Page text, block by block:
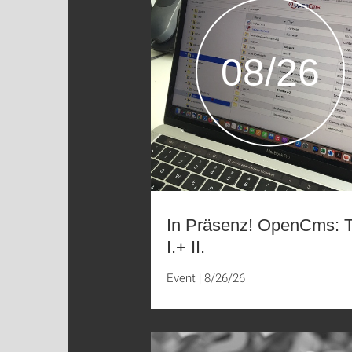
08/26
In Präsenz! OpenCms:
I.+ II.
Event | 8/26/26